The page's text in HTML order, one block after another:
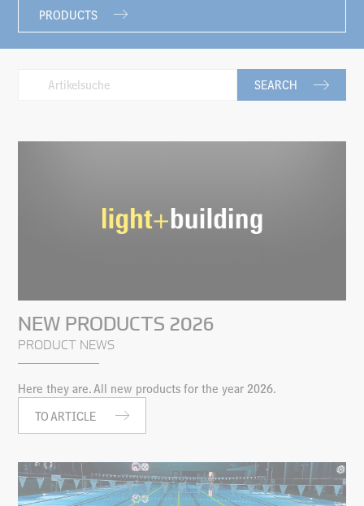
PRODUCTS
SEARCH
NEW PRODUCTS 2026
PRODUCT NEWS
Here they are. All new products for the year 2026.
TO ARTICLE